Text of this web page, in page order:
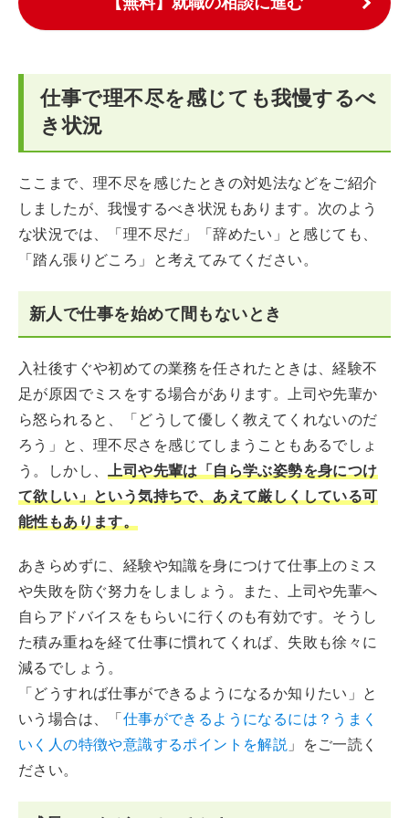
仕事で理不尽を感じても我慢するべ
き状況
ここまで、理不尽を感じたときの対処法などをご紹介
しましたが、我慢するべき状況もあります。次のよう
な状況では、「理不尽だ」「辞めたい」と感じても、
「踏ん張りどころ」と考えてみてください。
新人で仕事を始めて間もないとき
入社後すぐや初めての業務を任されたときは、経験不
足が原因でミスをする場合があります。上司や先輩か
ら怒られると、「どうして優しく教えてくれないのだ
ろう」と、理不尽さを感じてしまうこともあるでしょ
う。しかし、上司や先輩は「自ら学ぶ姿勢を身につけ
て欲しい」という気持ちで、あえて厳しくしている可
能性もあります。
あきらめずに、経験や知識を身につけて仕事上のミス
や失敗を防ぐ努力をしましょう。また、上司や先輩へ
自らアドバイスをもらいに行くのも有効です。そうし
た積み重ねを経て仕事に慣れてくれば、失敗も徐々に
減るでしょう。
「どうすれば仕事ができるようになるか知りたい」と
いう場合は、「仕事ができるようになるには？うまく
いく人の特徴や意識するポイントを解説 」をご一読く
ださい。